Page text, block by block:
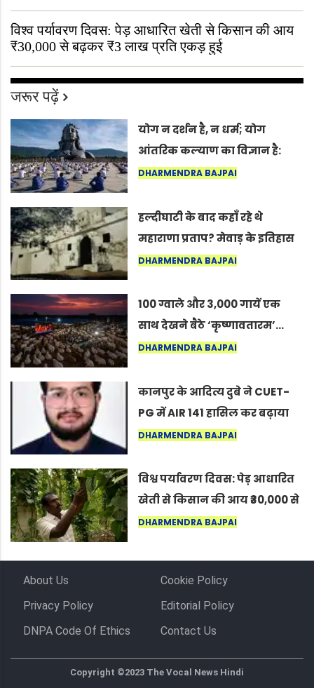
विश्व पर्यावरण दिवस: पेड़ आधारित खेती से किसान की आय
₹30,000 से बढ़कर ₹3 लाख प्रति एकड़ हुई
जरूर पढ़ें
योग न दर्शन है, न धर्म; योग
आंतरिक कल्याण का विज्ञान है:
अंतरराष्ट्रीय योग दिवस 2026 पर
DHARMENDRA BAJPAI
हल्दीघाटी के बाद कहाँ रहे थे
महाराणा प्रताप? मेवाड़ के इतिहास
का वह अनकहा अध्याय जो आज भी
DHARMENDRA BAJPAI
100 ग्वाले और 3,000 गायें एक
साथ देखने बैठे ‘कृष्णावतारम’…
नागपुर में दिखा ऐसा नज़ारा कि
कर सकते हैं”
DHARMENDRA BAJPAI
कानपुर के आदित्य दुबे ने CUET-
PG में AIR 141 हासिल कर बढ़ाया
शहर का मान
DHARMENDRA BAJPAI
विश्व पर्यावरण दिवस: पेड़ आधारित
खेती से किसान की आय ₹30,000 से
बढ़कर ₹3 लाख प्रति एकड़ हुई
DHARMENDRA BAJPAI
About Us
Cookie Policy
Privacy Policy
Editorial Policy
DNPA Code Of Ethics
Contact Us
Copyright ©2023 The Vocal News Hindi